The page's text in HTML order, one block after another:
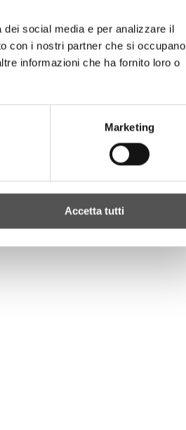
social media e per analizzare il
con i nostri partner che si occupano
informazioni che ha fornito loro o
Marketing
Accetta tutti